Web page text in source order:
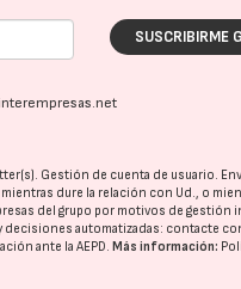
SUSCRIBIRME
Gestión de cuenta de usuario.
mientras dure la relación con Ud., o
del grupo por motivos de gestión
automatizadas: contacte
ante laAEPD.Más información: